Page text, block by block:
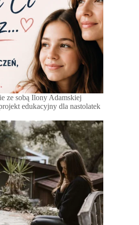
ze sobą Ilony Adamskiej
edukacyjny dla nastolatek